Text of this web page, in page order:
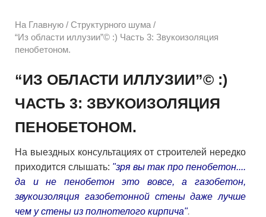
На Главную / Структурного шума /
“Из области иллузии”© :) Часть 3: Звукоизоляция
пенобетоном.
“ИЗ ОБЛАСТИ ИЛЛУЗИИ”© :)
ЧАСТЬ 3: ЗВУКОИЗОЛЯЦИЯ
ПЕНОБЕТОНОМ.
На выездных консультациях от строителей нередко
приходится слышать: "зря вы так про пенобетон....
да и не пенобетон это вовсе, а газобетон,
звукоизоляция газобетонной стены даже лучше
чем у стены из полнотелого кирпича".